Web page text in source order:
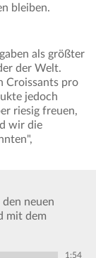
bleiben.
als größter
der Welt.
Croissants pro
jedoch
riesig freuen,
wir die
den neuen
mit dem
1:54